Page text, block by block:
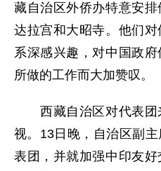
藏自治区外侨办特意安
达拉宫和大昭寺。他们
系深感兴趣，对中国政
所做的工作而大加赞叹。
西藏自治区对代表团
视。13日晚，自治区副
表团，并就加强中印友